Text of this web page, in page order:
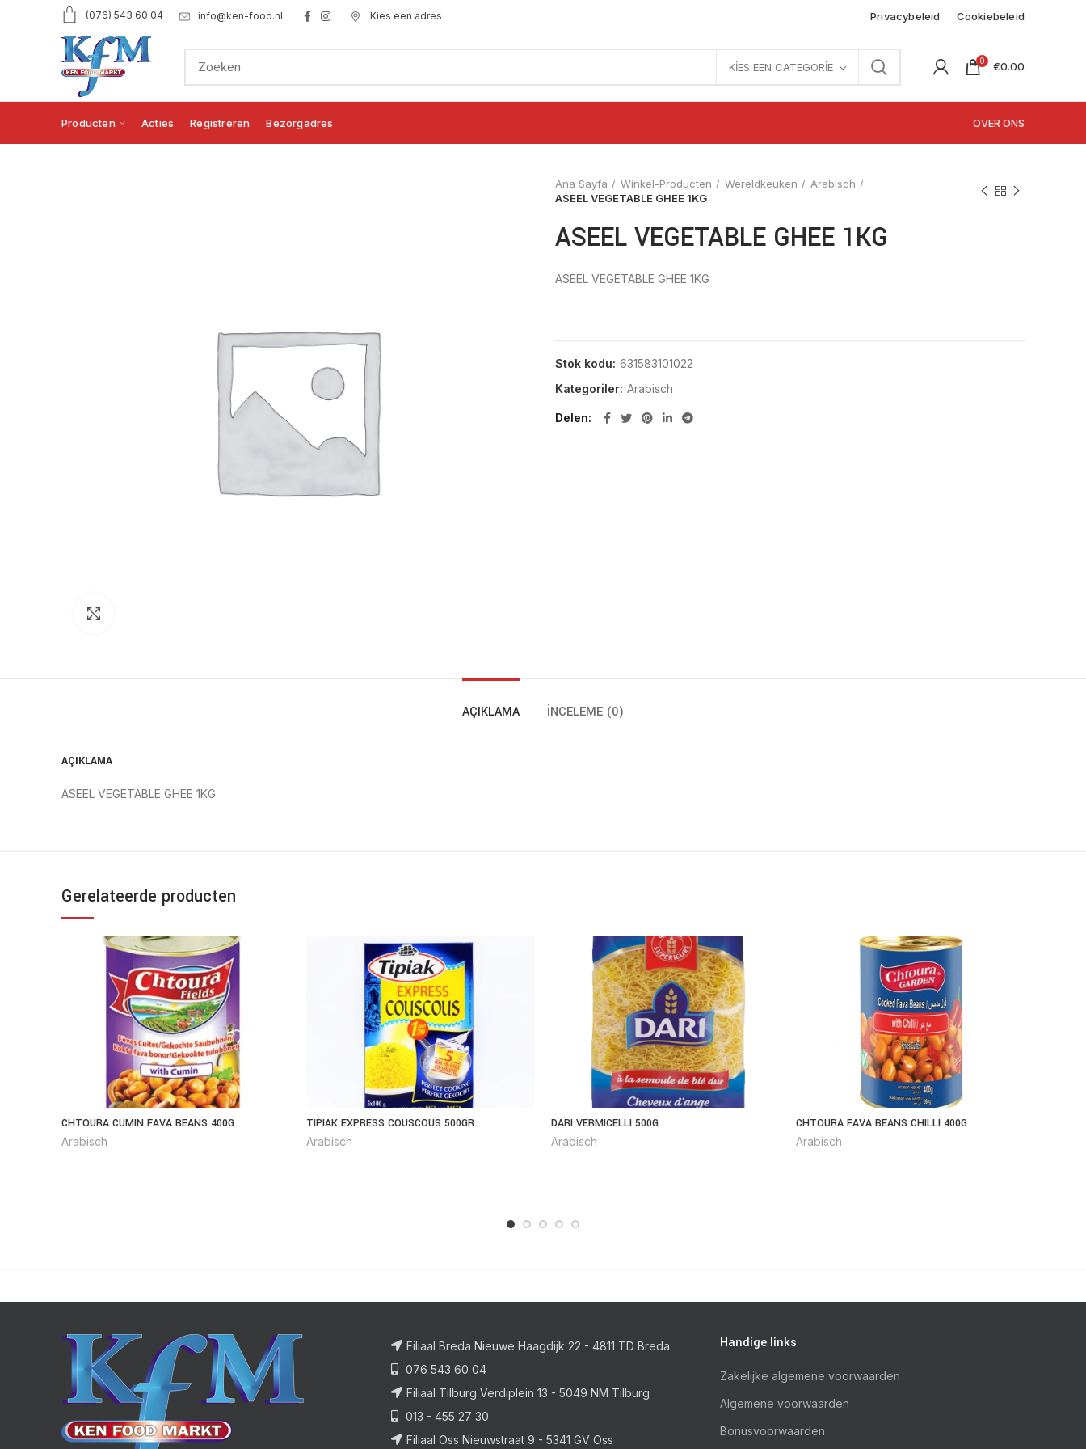
(076) 543 60 04 info@ken-food.nl Kies een adres Privacybeleid Cookiebeleid
KIES EEN CATEGORIE 0 €0.00
Producten Acties Registreren Bezorgadres OVER ONS
Ana Sayfa Winkel-Producten Wereldkeuken
Arabisch
ASEEL VEGETABLE GHEE 1KG
ASEEL VEGETABLE GHEE 1KG
ASEEL VEGETABLE GHEE 1KG
Stok kodu: 631583101022
Kategoriler: Arabisch
Delen
AÇIKLAMA İNCELEME (0)
AÇIKLAMA
ASEEL VEGETABLE GHEE 1KG
Gerelateerde producten
CHTOURA CUMIN FAVA BEANS 400G
Arabisch
TIPIAK EXPRESS COUSCOUS 500GR
Arabisch
DARI VERMICELLI 500G
Arabisch
CHTOURA FAVA BEANS CHILLI 400G
Arabisch
Filiaal Breda Nieuwe Haagdijk 22 - 4811 TD Breda
076 543 60 04
Filiaal Tilburg Verdiplein 13 - 5049 NM Tilburg
013 - 455 27 30
Filiaal Oss Nieuwstraat 9 - 5341 GV Oss
Handige links
Zakelijke algemene voorwaarden
Algemene voorwaarden
Bonusvoorwaarden